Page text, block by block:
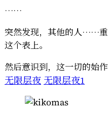
……
突然发现，其他的人……
这个表上。
然后意识到，这一切的始
无限层夜 无限层夜1